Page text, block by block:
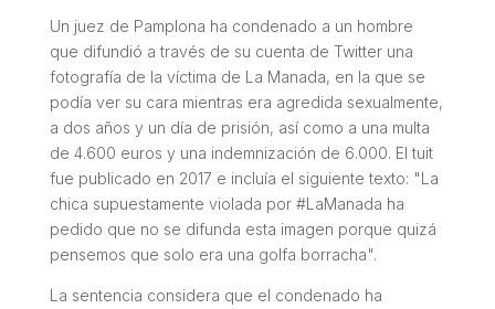
Un juez de Pamplona ha condenado a un hombre
que difundió a través de su cuenta de Twitter una
fotografía de la víctima de La Manada, en la que se
podía ver su cara mientras era agredida sexualmente,
a dos años y un día de prisión, así como a una multa
de 4.600 euros y una indemnización de 6.000. El tuit
fue publicado en 2017 e incluía el siguiente texto: "La
chica supuestamente violada por #LaManada ha
pedido que no se difunda esta imagen porque quizá
pensemos que solo era una golfa borracha".
La sentencia considera que el condenado ha